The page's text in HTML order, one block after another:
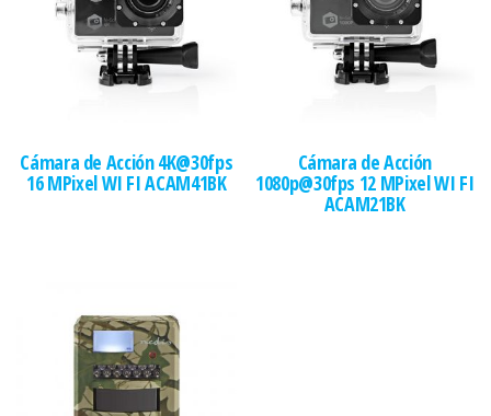
Cámara de Acción 4K@30fps
16 MPixel WI FI ACAM41BK
Cámara de Acción
1080p@30fps 12 MPixel WI FI
ACAM21BK